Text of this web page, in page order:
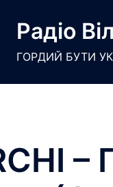
Радіо
ГОРДИЙ БУТИ
–